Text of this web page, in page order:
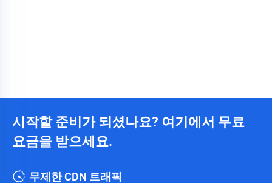
시작할 준비가 되셨나요? 여기에서 무료
요금을 받으세요.
무제한 CDN 트래픽